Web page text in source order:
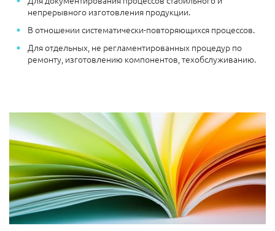
непрерывного изготовления продукции.
В отношении систематически-повторяющихся процессов.
Для отдельных, не регламентированных процедур по
ремонту, изготовлению компонентов, техобслуживанию.